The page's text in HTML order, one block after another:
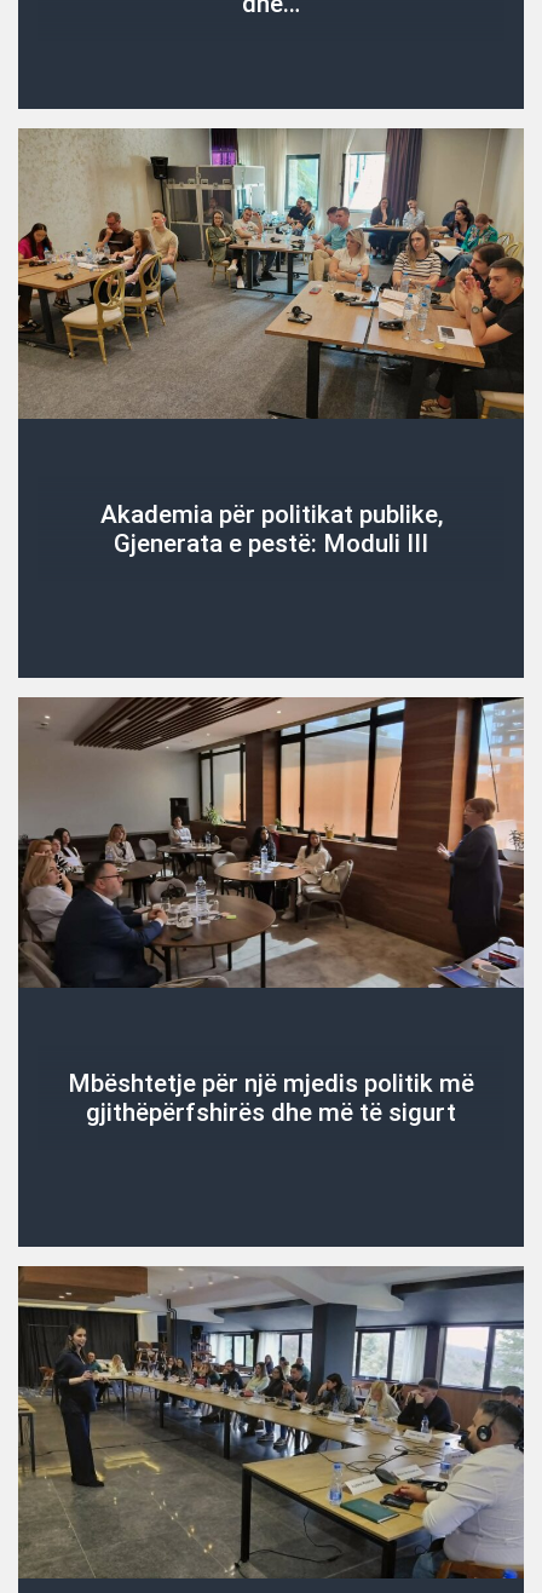
Akademia për politikat publike,
Gjenerata e pestë: Moduli III
Mbështetje për një mjedis politik më
gjithëpërfshirës dhe më të sigurt